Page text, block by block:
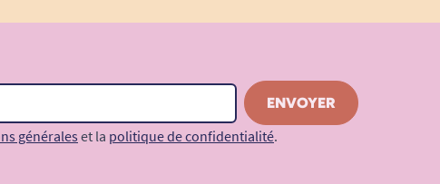
générales et la politique de confidentialité.